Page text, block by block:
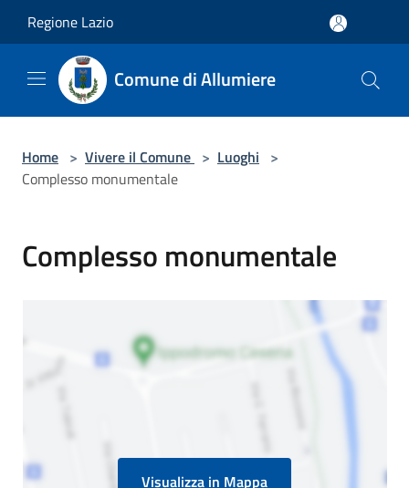
Regione Lazio
Comune di Allumiere
Home > Vivere il Comune > Luoghi >
Complesso monumentale
Complesso monumentale
Visualizza in Mappa